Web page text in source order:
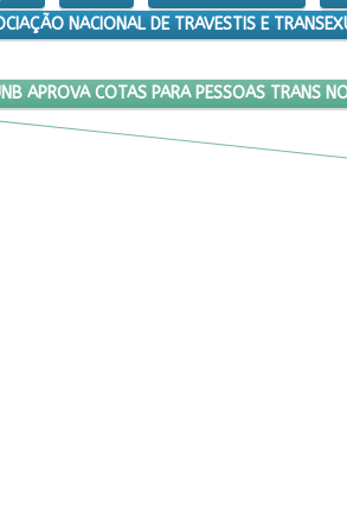
NACIONAL DE TRAVESTIS E
ANTERIOR: UNB APROVA COTAS PARA
APROVA COTAS PARA PESSOAS TRANS